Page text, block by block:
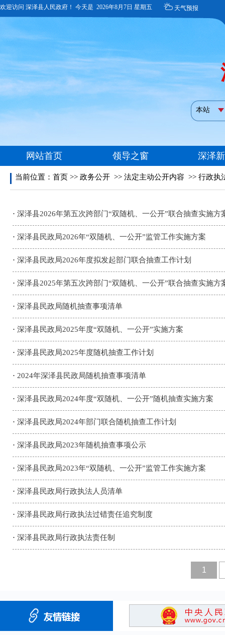
当前位置： 首页 >> 政务公开 >> 法定主动公开内容 >> 行政执
· 深泽县2026年第五次跨部门“双随机、一公开”联合抽查实施方
· 深泽县民政局2026年“双随机、一公开”监管工作实施方案
· 深泽县民政局2026年度拟发起部门联合抽查工作计划
· 深泽县2025年第五次跨部门“双随机、一公开”联合抽查实施方
· 深泽县民政局随机抽查事项清单
· 深泽县民政局2025年度“双随机、一公开”实施方案
· 深泽县民政局2025年度随机抽查工作计划
· 2024年深泽县民政局随机抽查事项清单
· 深泽县民政局2024年度“双随机、一公开”随机抽查实施方案
· 深泽县民政局2024年部门联合随机抽查工作计划
· 深泽县民政局2023年随机抽查事项公示
· 深泽县民政局2023年“双随机、一公开”监管工作实施方案
· 深泽县民政局行政执法人员清单
· 深泽县民政局行政执法过错责任追究制度
· 深泽县民政局行政执法责任制
1